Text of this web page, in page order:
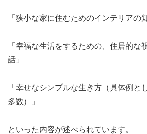
「狭小な家に住むためのインテリアの
「幸福な生活をするための、住居的な
話」
「幸せなシンプルな生き方（具体例と
多数）」
といった内容が述べられています。